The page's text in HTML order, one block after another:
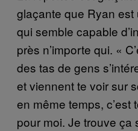
glaçante que Ryan
qui semble capable
près n’importe qui. «
des tas de gens
et viennent te voir sur
en même temps, c’est
pour moi. Je trouve ça